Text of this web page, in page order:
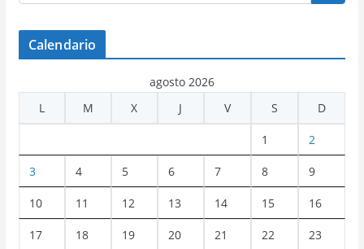
Calendario
agosto 2026
L
M X J V S D
1 2
3 4 5 6 7 8 9
10 11 12 13 14 15 16
17 18 19 20 21 22 23